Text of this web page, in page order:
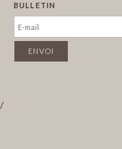
BULLETIN
/